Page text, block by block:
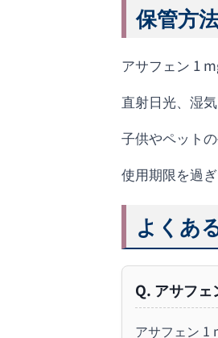
保管方
アサフェン 1
直射日光、湿
子供やペット
使用期限を過
よくあ
Q. アサフェ
アサフェン 1